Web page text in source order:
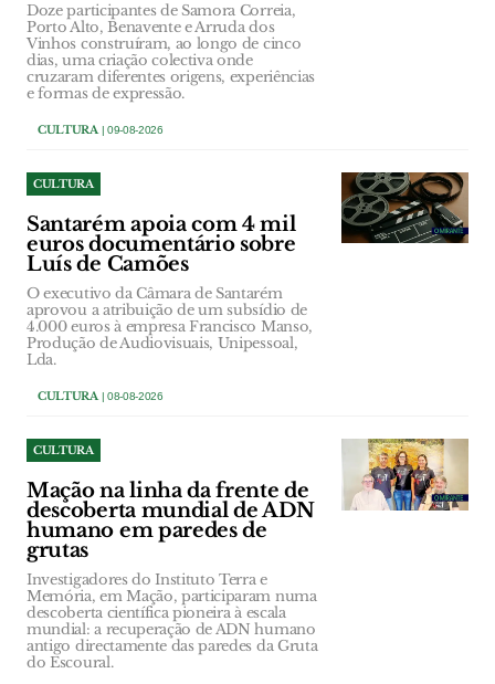
Doze participantes de Samora Correia,
Porto Alto, Benavente e Arruda dos
Vinhos construíram, ao longo de cinco
dias, uma criação colectiva onde
cruzaram diferentes origens, experiências
e formas de expressão.
CULTURA | 09-08-2026
CULTURA
Santarém apoia com 4 mil
euros documentário sobre
Luís de Camões
O executivo da Câmara de Santarém
aprovou a atribuição de um subsídio de
4.000 euros à empresa Francisco Manso,
Produção de Audiovisuais, Unipessoal,
Lda.
CULTURA | 08-08-2026
CULTURA
Mação na linha da frente de
descoberta mundial de ADN
humano em paredes de
grutas
Investigadores do Instituto Terra e
Memória, em Mação, participaram numa
descoberta científica pioneira à escala
mundial: a recuperação de ADN humano
antigo directamente das paredes da Gruta
do Escoural.